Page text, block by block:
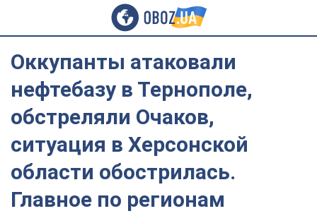
Оккупанты атаковали
нефтебазу в Тернополе,
обстреляли Очаков,
ситуация в Херсонской
области обострилась.
Главное по регионам